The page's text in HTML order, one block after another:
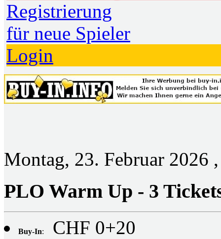
Registrierung
für neue Spieler
Login
Montag, 23. Februar 2026
PLO Warm Up - 3
Buy-In: CHF 0+20